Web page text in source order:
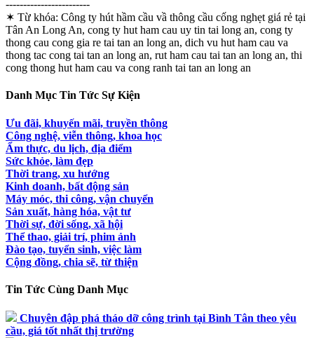
------------------------
✶ Từ khóa: Công ty hút hầm cầu vầ thông cầu cống nghẹt giá rẻ tại
Tân An Long An, cong ty hut ham cau uy tin tai long an, cong ty
thong cau cong gia re tai tan an long an, dich vu hut ham cau va
thong tac cong tai tan an long an, rut ham cau tai tan an long an, thi
cong thong hut ham cau va cong ranh tai tan an long an
Danh Mục Tin Tức Sự Kiện
Ưu đãi, khuyến mãi, truyền thông
Công nghệ, viễn thông, khoa học
Ẩm thực, du lịch, địa điểm
Sức khỏe, làm đẹp
Thời trang, xu hướng
Kinh doanh, bất động sản
Máy móc, thi công, vận chuyển
Sản xuất, hàng hóa, vật tư
Thời sự, đời sống, xã hội
Thể thao, giải trí, phim ảnh
Đào tạo, tuyển sinh, việc làm
Cộng đồng, chia sẽ, từ thiện
Tin Tức Cùng Danh Mục
Chuyên đập phá tháo dỡ công trình tại Bình Tân theo yêu
cầu, giá tốt nhất thị trường